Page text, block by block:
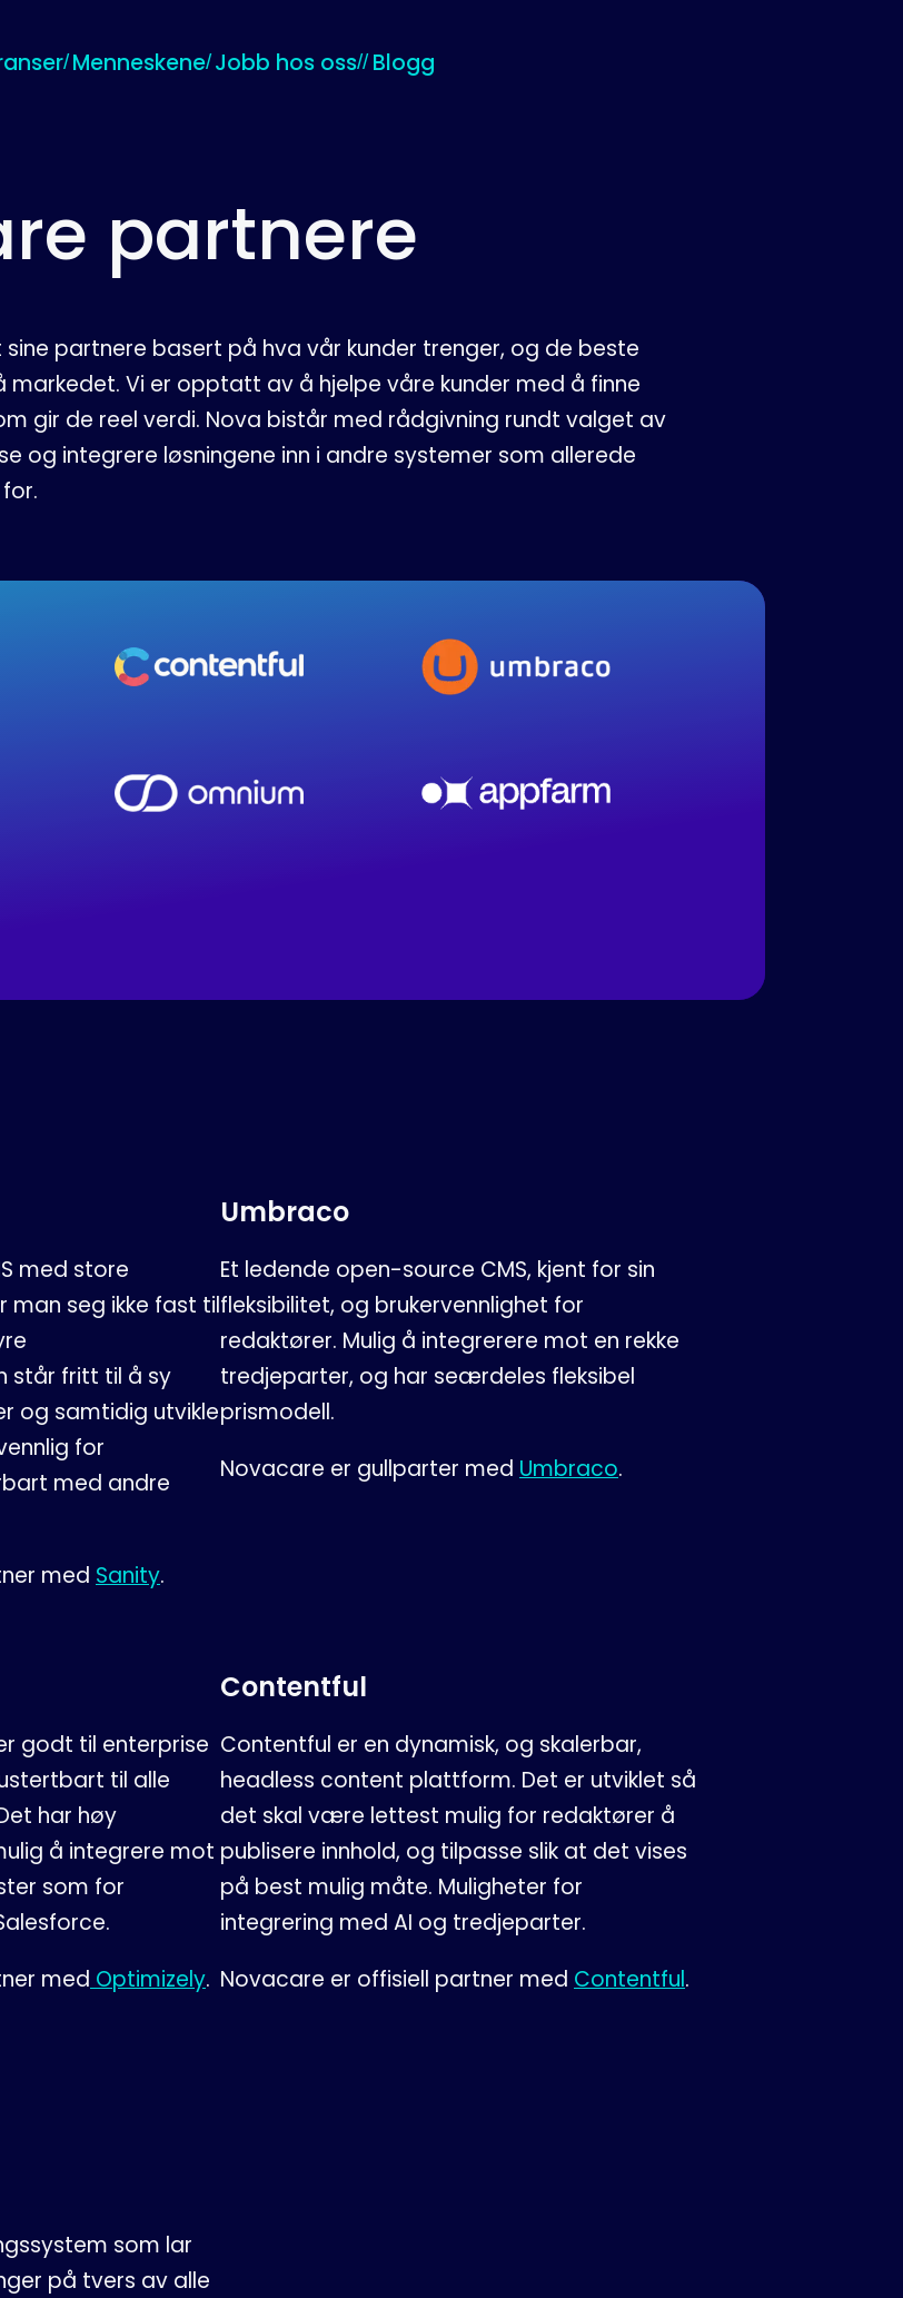
Menneskene Jobb hos oss Blogg
partnere
partnere basert på hva vår kunder trenger, og de beste
markedet. Vi er opptatt av å hjelpe våre kunder med å finne
gir de reel verdi. Nova bistår med rådgivning rundt valget av
og integrere løsningene inn i andre systemer som allerede
med store
man seg ikke fast til
står fritt til å sy
og samtidig utvikle
for
med andre
med Sanity.
Umbraco
Et ledende open-source CMS, kjent for sin
fleksibilitet, og brukervennlighet for
redaktører. Mulig å integrerere mot en rekke
tredjeparter, og har seærdeles fleksibel
prismodell.
Novacare er gullparter med Umbraco.
godt til enterprise
til alle
har høy
å integrere mot
som for
medOptimizely.
Contentful
Contentful er en dynamisk, og skalerbar,
headless content plattform. Det er utviklet så
det skal være lettest mulig for redaktører å
publisere innhold, og tilpasse slik at det vises
på best mulig måte. Muligheter for
integrering med AI og tredjeparter.
Novacare er offisiell partner med Contentful.
som lar
på tvers av alle